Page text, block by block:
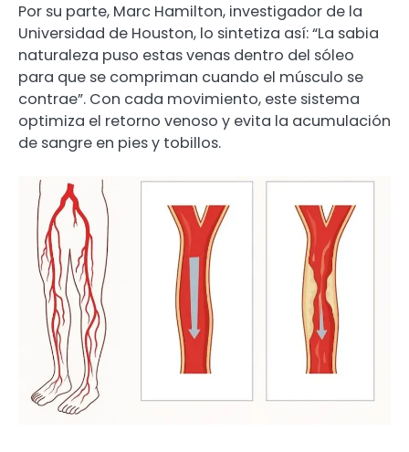
Por su parte, Marc Hamilton, investigador de la
Universidad de Houston, lo sintetiza así: “La sabia
naturaleza puso estas venas dentro del sóleo
para que se compriman cuando el músculo se
contrae”. Con cada movimiento, este sistema
optimiza el retorno venoso y evita la acumulación
de sangre en pies y tobillos.